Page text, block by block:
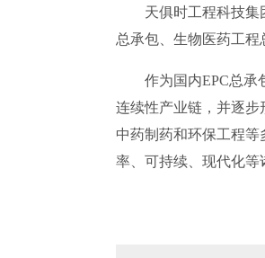
天俱时工程科技集
总承包、生物医药工程
作为国内EPC总承
连续性产业链，并逐步
中药制药和环保工程
率、可持续、现代化等